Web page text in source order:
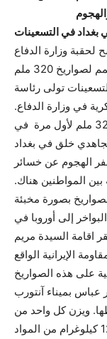
في التسعينات
وزارة الدفاع
من قبل الرئيس الجديد للرجعيين هو المصمم لصواريخ 320 ملم
تولى رئاسة
في وزارة الدفاع.
واستخدم نظام الملالي ثلاثة صواريخ عيار 320 ملم لأول مرة في
خلق في بغداد
يناير 1997 حيث اسفر الهجوم عن خسائر
بين المواطنين هناك.
بصورة مخبئة
إلى أوروبا في
مقر اقامة السيدة مريم
الإيرانية الواقع
على هذه الصواريخ
عباس بميناء آنتورب
عام 1996وتم ضبطها. ويزن كل واحد من
هذه الصواريخ 200 كيلوغرام ويحمل 125 كيلوغرام من المواد